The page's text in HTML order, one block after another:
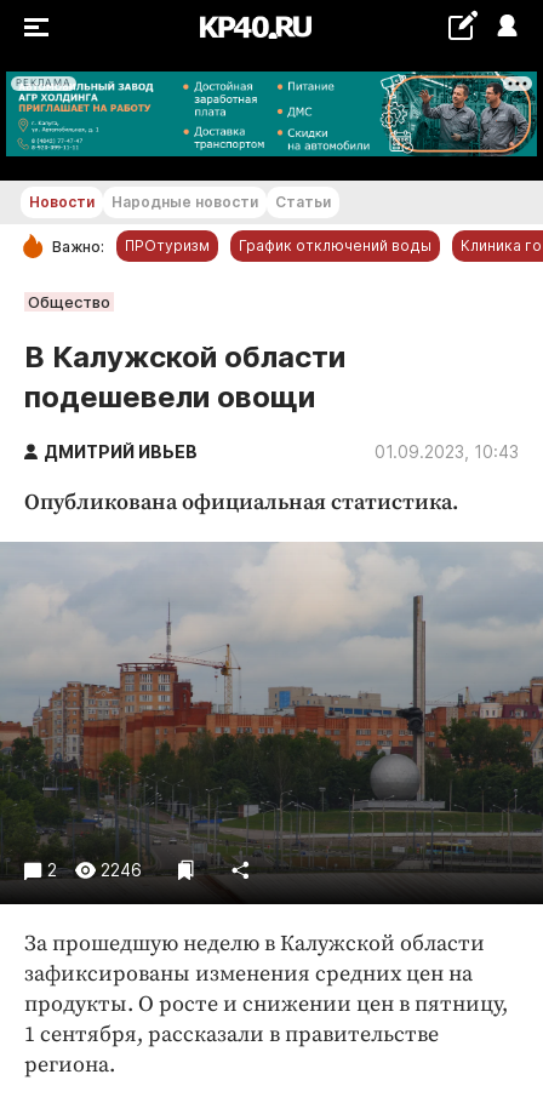
РЕКЛАМА
+24...+25 °С
РУБРИКИ
Новости компаний
Статьи
Народные новости
Благоустройство
Недвижимость и ЖКХ
Образование
Общество
Погода
Праздники
Происшествия
Спорт
Экономика и бизнес
ПРОЕКТЫ
Блоги
Издания
Медиаперсона
Новости Народные новости Статьи
Важно: ПРОтуризм График отключений воды Клиника
Общество
В Калужской области
подешевели овощи
ДМИТРИЙ ИВЬЕВ 01.09.2023, 10:43
Опубликована официальная статистика.
2 2246
За прошедшую неделю в Калужской области
зафиксированы изменения средних цен на
продукты. О росте и снижении цен в пятницу,
1 сентября, рассказали в правительстве
региона.